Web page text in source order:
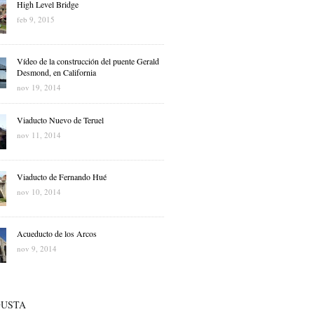
High Level Bridge
feb 9, 2015
Vídeo de la construcción del puente Gerald
Desmond, en California
nov 19, 2014
Viaducto Nuevo de Teruel
nov 11, 2014
Viaducto de Fernando Hué
nov 10, 2014
Acueducto de los Arcos
nov 9, 2014